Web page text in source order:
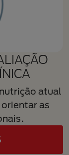
atual
as